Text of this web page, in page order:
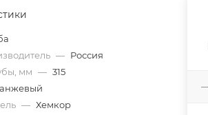
— Россия
мм — 315
— Хемкор